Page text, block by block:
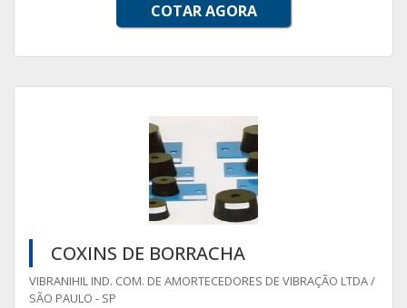
COTAR AGORA
COXINS DE BORRACHA
VIBRANIHIL IND. COM. DE AMORTECEDORES DE VIBRAÇÃO LTDA /
SÃO PAULO - SP